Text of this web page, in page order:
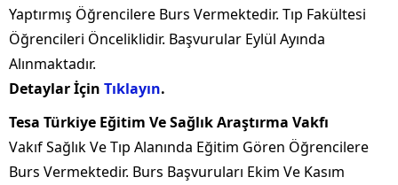
Yaptırmış Öğrencilere Burs Vermektedir. Tıp Fakültesi
Öğrencileri Önceliklidir. Başvurular Eylül Ayında
Alınmaktadır.
Detaylar İçin Tıklayın.
Tesa Türkiye Eğitim Ve Sağlık Araştırma Vakfı
Vakıf Sağlık Ve Tıp Alanında Eğitim Gören Öğrencilere
Burs Vermektedir. Burs Başvuruları Ekim Ve Kasım